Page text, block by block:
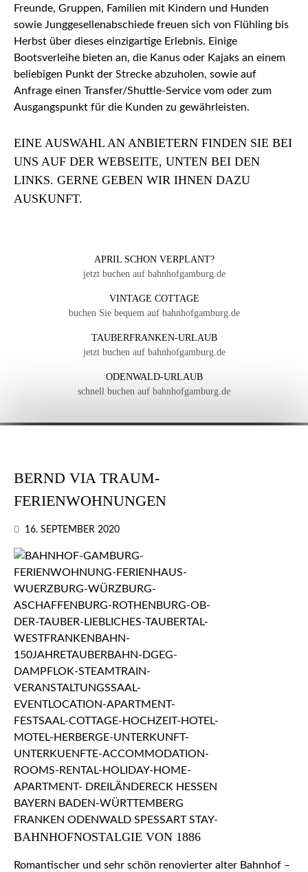
Freunde, Gruppen, Familien mit Kindern und Hunden
sowie Junggesellenabschiede freuen sich von Flühling bis
Herbst über dieses einzigartige Erlebnis. Einige
Bootsverleihe bieten an, die Kanus oder Kajaks an einem
beliebigen Punkt der Strecke abzuholen, sowie auf
Anfrage einen Transfer/Shuttle-Service vom oder zum
Ausgangspunkt für die Kunden zu gewährleisten.
EINE AUSWAHL AN ANBIETERN FINDEN SIE BEI
UNS AUF DER WEBSEITE, UNTEN BEI DEN
LINKS. GERNE GEBEN WIR IHNEN DAZU
AUSKUNFT.
APRIL SCHON VERPLANT?
jetzt buchen auf bahnhofgamburg.de
VINTAGE COTTAGE
buchen Sie bequem auf bahnhofgamburg.de
TAUBERFRANKEN-URLAUB
jetzt buchen auf bahnhofgamburg.de
ODENWALD-URLAUB
schnell buchen auf bahnhofgamburg.de
BERND VIA TRAUM-
FERIENWOHNUNGEN
16. SEPTEMBER 2020
BAHNHOFNOSTALGIE VON 1886
Romantischer und sehr schön renovierter alter Bahnhof –